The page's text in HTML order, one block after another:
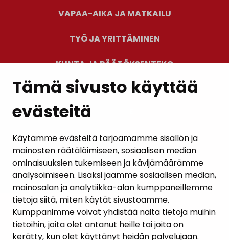
Tämä sivusto käyttää
evästeitä
Käytämme evästeitä tarjoamamme sisällön ja
mainosten räätälöimiseen, sosiaalisen median
ominaisuuksien tukemiseen ja kävijämäärämme
analysoimiseen. Lisäksi jaamme sosiaalisen median,
mainosalan ja analytiikka-alan kumppaneillemme
tietoja siitä, miten käytät sivustoamme.
Kumppanimme voivat yhdistää näitä tietoja muihin
tietoihin, joita olet antanut heille tai joita on
kerätty, kun olet käyttänyt heidän palvelujaan.
VAPAA-AIKA JA MATKAILU
TYÖ JA YRITTÄMINEN
KUNTA JA PÄÄTÖKSENTEKO
AJANKOHTAISET
YHTEYSTIEDOT
KARTTAPALVELU